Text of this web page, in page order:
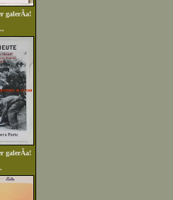
galerÃ­a!
galerÃ­a!